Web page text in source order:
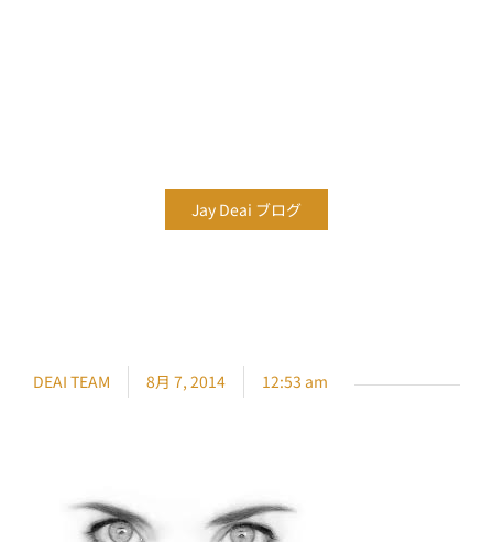
Jay Deai ブログ
DEAI TEAM 8月 7, 2014 12:53 am